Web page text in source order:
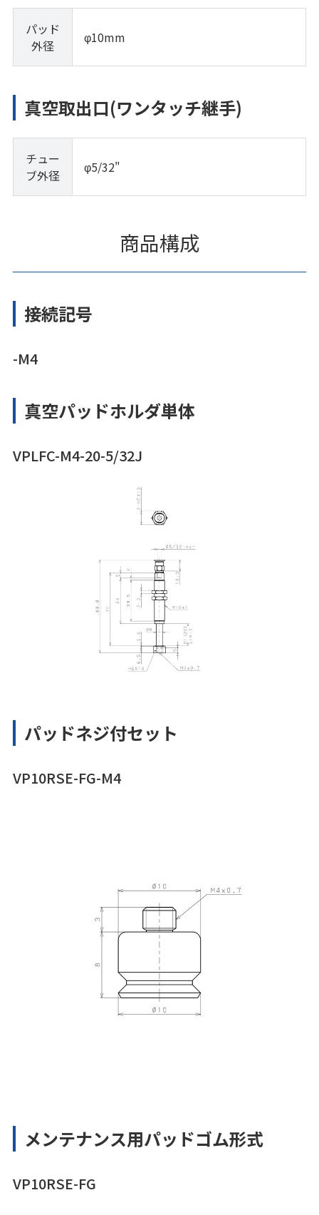
パッド
外径
φ10mm
真空取出口(ワンタッチ継手)
チュー
ブ外径
φ5/32"
商品構成
接続記号
-M4
真空パッドホルダ単体
VPLFC-M4-20-5/32J
パッドネジ付セット
VP10RSE-FG-M4
メンテナンス用パッドゴム形式
VP10RSE-FG